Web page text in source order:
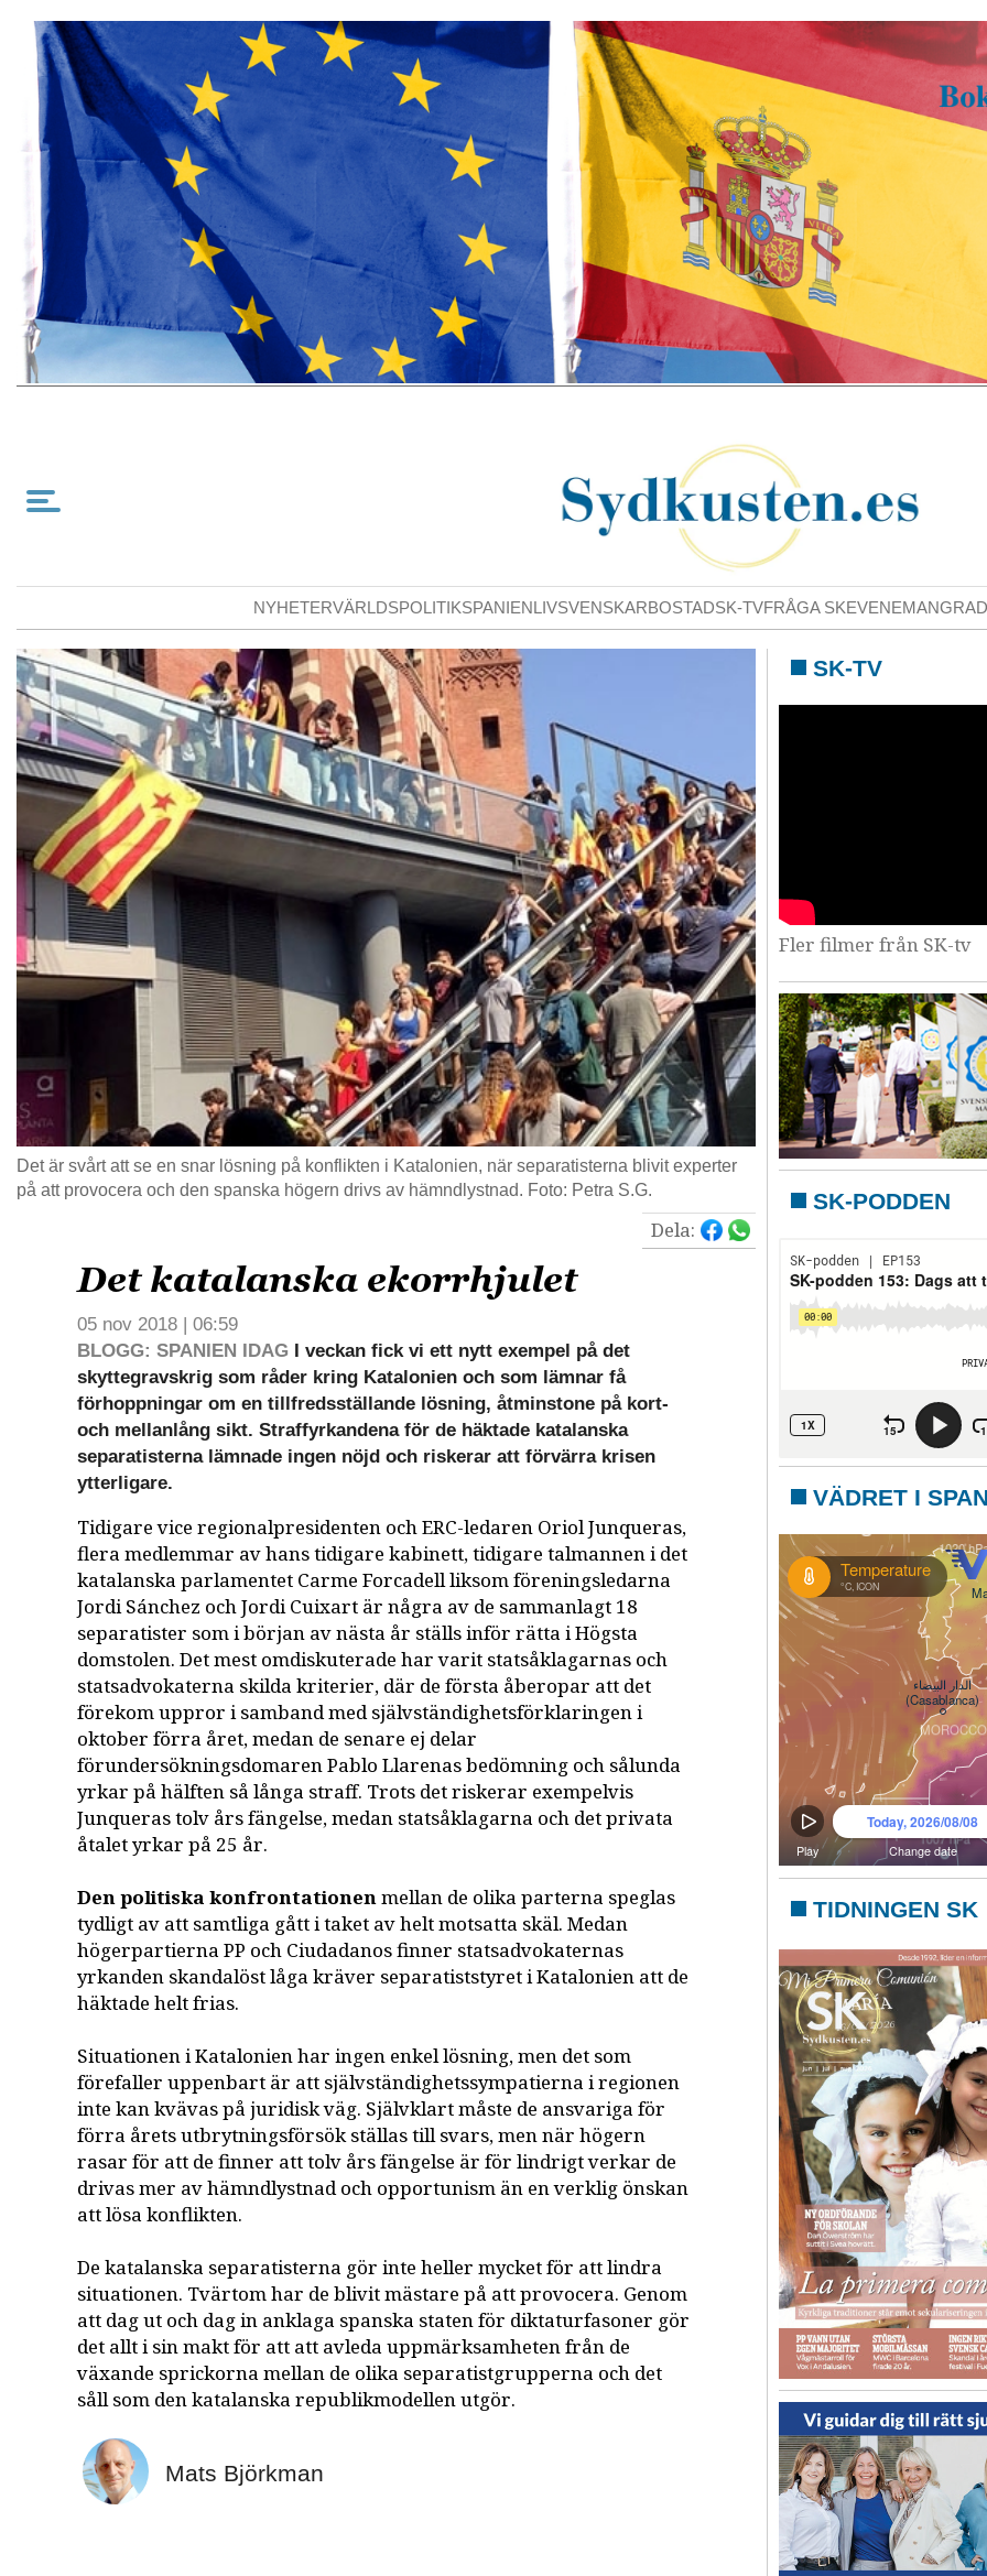
NYHETERVÄRLDSPOLITIKSPANIENLIVSVENSKARBOSTADSK-TVFRÅGA SKEVENEMANG
Det är svårt att se en snar lösning på konflikten i Katalonien, när separatisterna blivit experter
på att provocera och den spanska högern drivs av hämndlystnad. Foto: Petra S.G.
Dela:
Det katalanska ekorrhjulet
05 nov 2018 | 06:59
BLOGG: SPANIEN IDAG I veckan fick vi ett nytt exempel på det
skyttegravskrig som råder kring Katalonien och som lämnar få
förhoppningar om en tillfredsställande lösning, åtminstone på kort-
och mellanlång sikt. Straffyrkandena för de häktade katalanska
separatisterna lämnade ingen nöjd och riskerar att förvärra krisen
ytterligare.
Tidigare vice regionalpresidenten och ERC-ledaren Oriol Junqueras,
flera medlemmar av hans tidigare kabinett, tidigare talmannen i det
katalanska parlamentet Carme Forcadell liksom föreningsledarna
Jordi Sánchez och Jordi Cuixart är några av de sammanlagt 18
separatister som i början av nästa år ställs inför rätta i Högsta
domstolen. Det mest omdiskuterade har varit statsåklagarnas och
statsadvokaterna skilda kriterier, där de första åberopar att det
förekom uppror i samband med självständighetsförklaringen i
oktober förra året, medan de senare ej delar
förundersökningsdomaren Pablo Llarenas bedömning och sålunda
yrkar på hälften så långa straff. Trots det riskerar exempelvis
Junqueras tolv års fängelse, medan statsåklagarna och det privata
åtalet yrkar på 25 år.
Den politiska konfrontationenmellan de olika parterna speglas
tydligt av att samtliga gått i taket av helt motsatta skäl. Medan
högerpartierna PP och Ciudadanos finner statsadvokaternas
yrkanden skandalöst låga kräver separatiststyret i Katalonien att de
häktade helt frias.
Situationen i Katalonien har ingen enkel lösning, men det som
förefaller uppenbart är att självständighetssympatierna i regionen
inte kan kvävas på juridisk väg. Självklart måste de ansvariga för
förra årets utbrytningsförsök ställas till svars, men när högern
rasar för att de finner att tolv års fängelse är för lindrigt verkar de
drivas mer av hämndlystnad och opportunism än en verklig önskan
att lösa konflikten.
De katalanska separatisterna gör inte heller mycket för att lindra
situationen. Tvärtom har de blivit mästare på att provocera. Genom
att dag ut och dag in anklaga spanska staten för diktaturfasoner gör
det allt i sin makt för att att avleda uppmärksamheten från de
växande sprickorna mellan de olika separatistgrupperna och det
såll som den katalanska republikmodellen utgör.
Mats Björkman
SK-TV
Fler filmer från SK-tv
SK-PODDEN
VÄDRET I
TIDNINGEN SK